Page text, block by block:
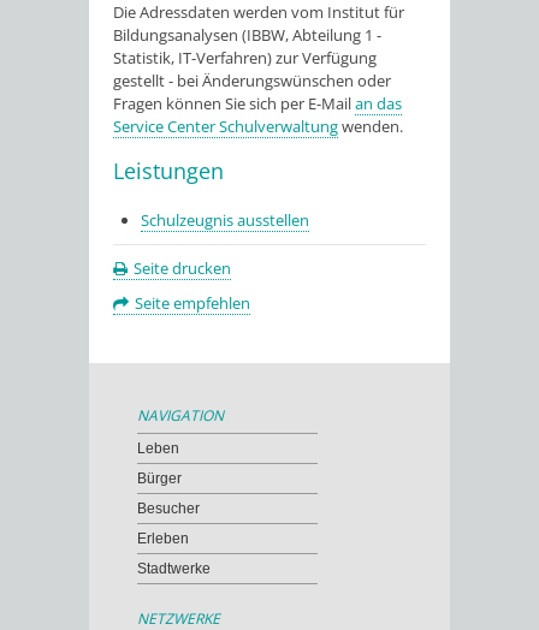
Die Adressdaten werden vom Institut für
Bildungsanalysen (IBBW, Abteilung 1 -
Statistik, IT-Verfahren) zur Verfügung
gestellt - bei Änderungswünschen oder
Fragen können Sie sich per E-Mailan das
Service Center Schulverwaltungwenden.
Leistungen
Schulzeugnis ausstellen
Seite drucken
Seite empfehlen
NAVIGATION
Leben
Bürger
Besucher
Erleben
Stadtwerke
NETZWERKE